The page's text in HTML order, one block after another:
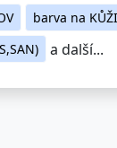
barva na KŮŽI
a další...